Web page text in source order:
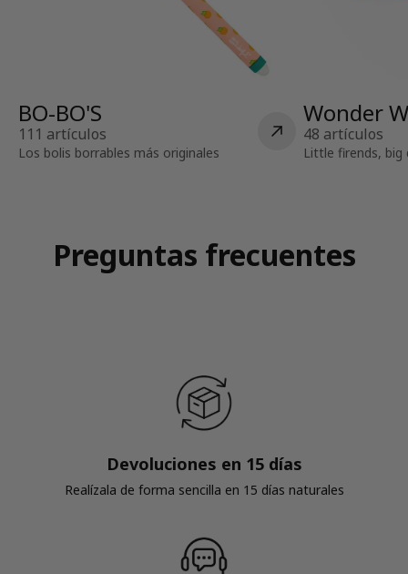
BO-BO'S
111 artículos
Los bolis borrables más originales
Wonder
48 artículos
Little firends, big
Preguntas frecuentes
Devoluciones en 15 días
Realízala de forma sencilla en 15 días naturales